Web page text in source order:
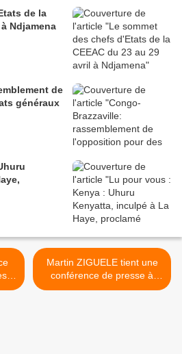
de la
Ndjamena
de
généraux
Martin ZIGUELE tient une
conférence de presse à
Paris sur la RCA >